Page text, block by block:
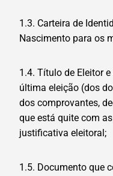
1.3. Carteira de
Nascimento para os
1.4. Título de Eleitor
última eleição (dos
dos comprovantes,
que está quite com
justificativa eleitoral;
1.5. Documento que